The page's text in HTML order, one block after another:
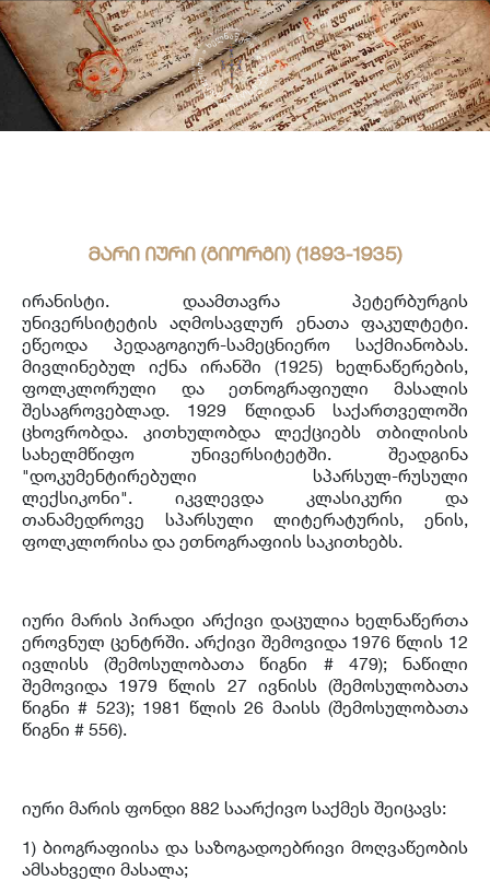
მარი იური (გიორგი) (1893-1935)
ირანისტი. დაამთავრა პეტერბურგის
უნივერსიტეტის აღმოსავლურ ენათა ფაკულტეტი.
ეწეოდა პედაგოგიურ-სამეცნიერო საქმიანობას.
მივლინებულ იქნა ირანში (1925) ხელნაწერების,
ფოლკლორული და ეთნოგრაფიული მასალის
შესაგროვებლად. 1929 წლიდან საქართველოში
ცხოვრობდა. კითხულობდა ლექციებს თბილისის
სახელმწიფო უნივერსიტეტში. შეადგინა
"დოკუმენტირებული სპარსულ-რუსული
ლექსიკონი". იკვლევდა კლასიკური და
თანამედროვე სპარსული ლიტერატურის, ენის,
ფოლკლორისა და ეთნოგრაფიის საკითხებს.
იური მარის პირადი არქივი დაცულია ხელნაწერთა
ეროვნულ ცენტრში. არქივი შემოვიდა 1976 წლის 12
ივლისს (შემოსულობათა წიგნი # 479); ნაწილი
შემოვიდა 1979 წლის 27 ივნისს (შემოსულობათა
წიგნი # 523); 1981 წლის 26 მაისს (შემოსულობათა
წიგნი # 556).
იური მარის ფონდი 882 საარქივო საქმეს შეიცავს:
1) ბიოგრაფიისა და საზოგადოებრივი მოღვაწეობის
ამსახველი მასალა;